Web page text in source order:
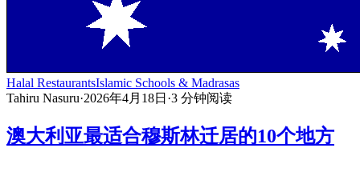
Halal RestaurantsIslamic Schools & Madrasas
Tahiru Nasuru·2026年4月18日 ·3 分钟阅读
澳大利亚最适合穆斯林迁居的10个地方